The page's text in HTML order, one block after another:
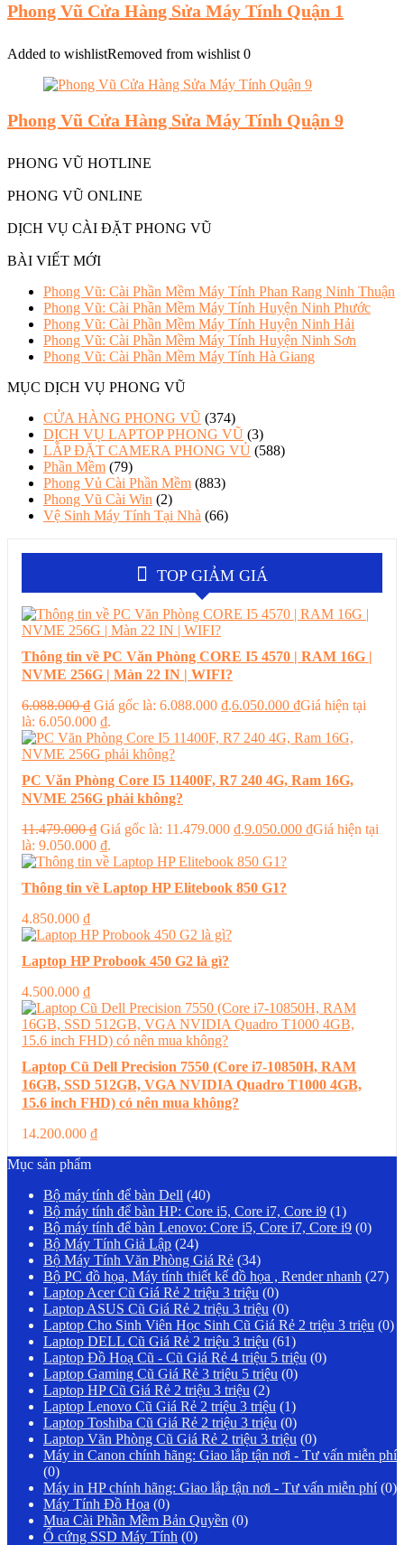
Phong Vũ Cửa Hàng Sửa Máy Tính Quận 1
Added to wishlistRemoved from wishlist 0
Phong Vũ Cửa Hàng Sửa Máy Tính Quận 9
PHONG VŨ HOTLINE
PHONG VŨ ONLINE
DỊCH VỤ CÀI ĐẶT PHONG VŨ
BÀI VIẾT MỚI
Phong Vũ: Cài Phần Mềm Máy Tính Phan Rang Ninh Thuận
Phong Vũ: Cài Phần Mềm Máy Tính Huyện Ninh Phước
Phong Vũ: Cài Phần Mềm Máy Tính Huyện Ninh Hải
Phong Vũ: Cài Phần Mềm Máy Tính Huyện Ninh Sơn
Phong Vũ: Cài Phần Mềm Máy Tính Hà Giang
MỤC DỊCH VỤ PHONG VŨ
CỬA HÀNG PHONG VŨ (374)
DỊCH VỤ LAPTOP PHONG VŨ (3)
LẮP ĐẶT CAMERA PHONG VỦ (588)
Phần Mềm (79)
Phong Vủ Cài Phần Mềm (883)
Phong Vũ Cài Win (2)
Vệ Sinh Máy Tính Tại Nhà (66)
TOP GIẢM GIÁ
Thông tin về PC Văn Phòng CORE I5 4570 | RAM 16G |
NVME 256G | Màn 22 IN | WIFI?
6.088.000₫ Giá gốc là: 6.088.000 ₫.6.050.000 ₫Giá hiện tại
là: 6.050.000 ₫.
PC Văn Phòng Core I5 11400F, R7 240 4G, Ram 16G,
NVME 256G phải không?
11.479.000₫ Giá gốc là: 11.479.000 ₫.9.050.000 ₫Giá hiện tại
là: 9.050.000 ₫.
Thông tin về Laptop HP Elitebook 850 G1?
4.850.000 ₫
Laptop HP Probook 450 G2 là gì?
4.500.000 ₫
Laptop Cũ Dell Precision 7550 (Core i7-10850H, RAM
16GB, SSD 512GB, VGA NVIDIA Quadro T1000 4GB,
15.6 inch FHD) có nên mua không?
14.200.000 ₫
Mục sản phẩm
Bộ máy tính để bàn Dell (40)
Bộ máy tính để bàn HP: Core i5, Core i7, Core i9 (1)
Bộ máy tính để bàn Lenovo: Core i5, Core i7, Core i9 (0)
Bộ Máy Tính Giả Lập (24)
Bộ Máy Tính Văn Phòng Giá Rẻ (34)
Bộ PC đồ họa, Máy tính thiết kế đồ họa , Render nhanh (27)
Laptop Acer Cũ Giá Rẻ 2 triệu 3 triệu (0)
Laptop ASUS Cũ Giá Rẻ 2 triệu 3 triệu (0)
Laptop Cho Sinh Viên Học Sinh Cũ Giá Rẻ 2 triệu 3 triệu (0)
Laptop DELL Cũ Giá Rẻ 2 triệu 3 triệu (61)
Laptop Đồ Hoạ Cũ - Cũ Giá Rẻ 4 triệu 5 triệu (0)
Laptop Gaming Cũ Giá Rẻ 3 triệu 5 triệu (0)
Laptop HP Cũ Giá Rẻ 2 triệu 3 triệu (2)
Laptop Lenovo Cũ Giá Rẻ 2 triệu 3 triệu (1)
Laptop Toshiba Cũ Giá Rẻ 2 triệu 3 triệu (0)
Laptop Văn Phòng Cũ Giá Rẻ 2 triệu 3 triệu (0)
Máy in Canon chính hãng: Giao lắp tận nơi - Tư vấn miễn phí
(0)
Máy in HP chính hãng: Giao lắp tận nơi - Tư vấn miễn phí (0)
Máy Tính Đồ Họa (0)
Mua Cài Phần Mềm Bản Quyền (0)
Ổ cứng SSD Máy Tính (0)